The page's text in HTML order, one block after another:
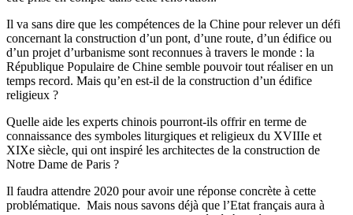
Il va sans dire que les compétences de la Chine pour relever un défi
concernant la construction d’un pont, d’une route, d’un édifice ou
d’un projet d’urbanisme sont reconnues à travers le monde : la
République Populaire de Chine semble pouvoir tout réaliser en un
temps record. Mais qu’en est-il de la construction d’un édifice
religieux ?
Quelle aide les experts chinois pourront-ils offrir en terme de
connaissance des symboles liturgiques et religieux du XVIIIe et
XIXe siècle, qui ont inspiré les architectes de la construction de
Notre Dame de Paris ?
Il faudra attendre 2020 pour avoir une réponse concrète à cette
problématique. Mais nous savons déjà que l’Etat français aura à